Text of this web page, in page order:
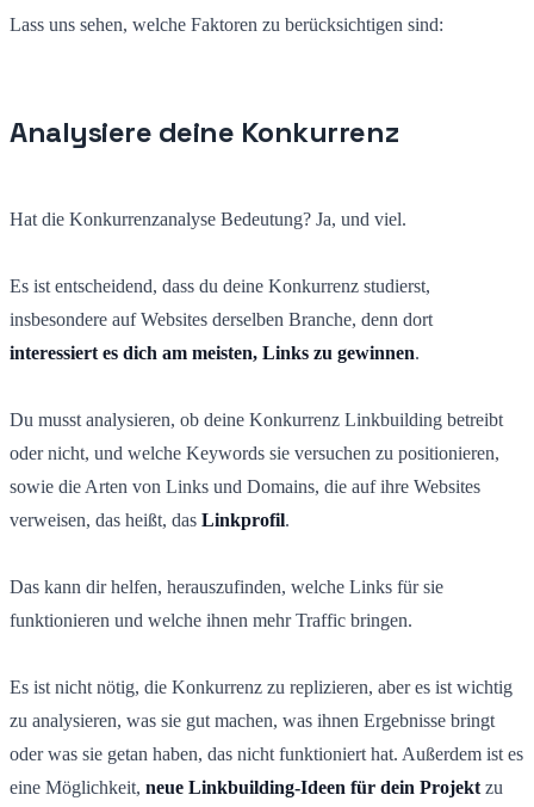
Lass uns sehen, welche Faktoren zu berücksichtigen sind:
Analysiere deine Konkurrenz
Hat die Konkurrenzanalyse Bedeutung? Ja, und viel.
Es ist entscheidend, dass du deine Konkurrenz studierst,
insbesondere auf Websites derselben Branche, denn dort
interessiert es dich am meisten, Links zu gewinnen.
Du musst analysieren, ob deine Konkurrenz Linkbuilding betreibt
oder nicht, und welche Keywords sie versuchen zu positionieren,
sowie die Arten von Links und Domains, die auf ihre Websites
verweisen, das heißt, das Linkprofil.
Das kann dir helfen, herauszufinden, welche Links für sie
funktionieren und welche ihnen mehr Traffic bringen.
Es ist nicht nötig, die Konkurrenz zu replizieren, aber es ist wichtig
zu analysieren, was sie gut machen, was ihnen Ergebnisse bringt
oder was sie getan haben, das nicht funktioniert hat. Außerdem ist es
eine Möglichkeit, neue Linkbuilding-Ideen für dein Projekt zu